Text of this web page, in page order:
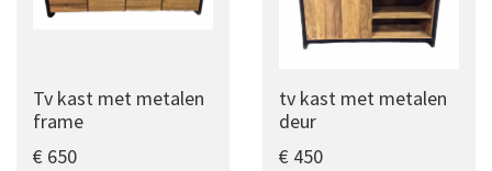
Tv kast met metalen
frame
€ 650
tv kast met metalen
deur
€ 450